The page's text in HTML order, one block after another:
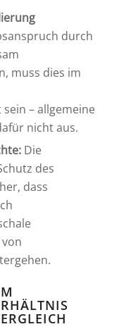
durch
muss dies im
– allgemeine
nicht aus.
Die
des
dass